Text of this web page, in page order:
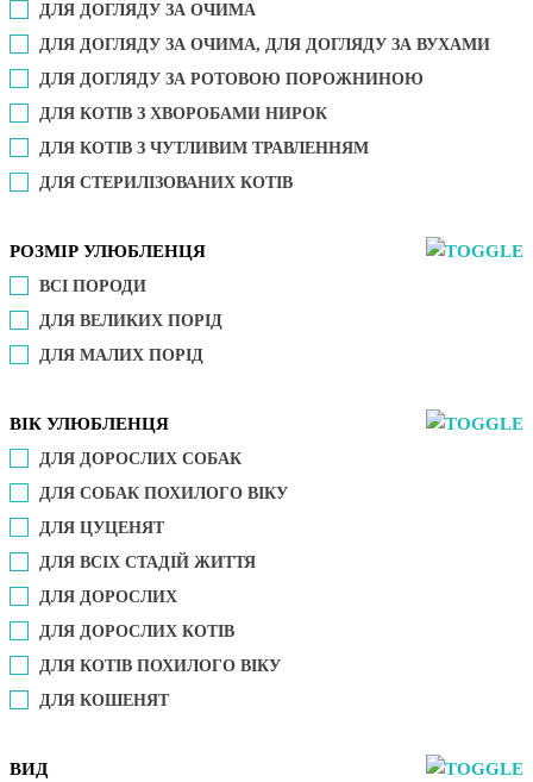
ДЛЯ ДОГЛЯДУ ЗА ОЧИМА
ДЛЯ ДОГЛЯДУ ЗА ОЧИМА, ДЛЯ ДОГЛЯДУ ЗА ВУХАМИ
ДЛЯ ДОГЛЯДУ ЗА РОТОВОЮ ПОРОЖНИНОЮ
ДЛЯ КОТІВ З ХВОРОБАМИ НИРОК
ДЛЯ КОТІВ З ЧУТЛИВИМ ТРАВЛЕННЯМ
ДЛЯ СТЕРИЛІЗОВАНИХ КОТІВ
РОЗМІР УЛЮБЛЕНЦЯ
ВСІ ПОРОДИ
ДЛЯ ВЕЛИКИХ ПОРІД
ДЛЯ МАЛИХ ПОРІД
ВІК УЛЮБЛЕНЦЯ
ДЛЯ ДОРОСЛИХ СОБАК
ДЛЯ СОБАК ПОХИЛОГО ВІКУ
ДЛЯ ЦУЦЕНЯТ
ДЛЯ ВСІХ СТАДІЙ ЖИТТЯ
ДЛЯ ДОРОСЛИХ
ДЛЯ ДОРОСЛИХ КОТІВ
ДЛЯ КОТІВ ПОХИЛОГО ВІКУ
ДЛЯ КОШЕНЯТ
ВИД